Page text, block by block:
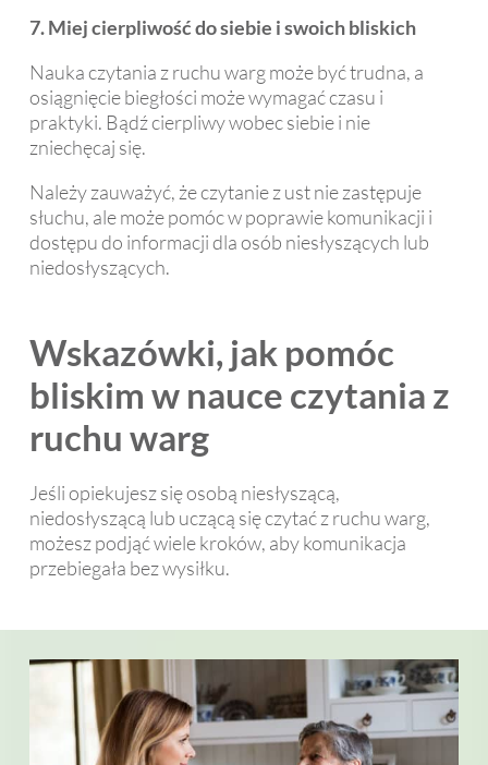
7. Miej cierpliwość do siebie i swoich bliskich
Nauka czytania z ruchu warg może być trudna, a
osiągnięcie biegłości może wymagać czasu i
praktyki. Bądź cierpliwy wobec siebie i nie
zniechęcaj się.
Należy zauważyć, że czytanie z ust nie zastępuje
słuchu, ale może pomóc w poprawie komunikacji i
dostępu do informacji dla osób niesłyszących lub
niedosłyszących.
Wskazówki, jak pomóc
bliskim w nauce czytania z
ruchu warg
Jeśli opiekujesz się osobą niesłyszącą,
niedosłyszącą lub uczącą się czytać z ruchu warg,
możesz podjąć wiele kroków, aby komunikacja
przebiegała bez wysiłku.